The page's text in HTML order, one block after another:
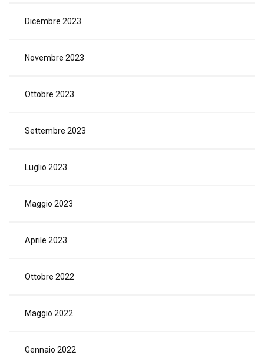
Dicembre 2023
Novembre 2023
Ottobre 2023
Settembre 2023
Luglio 2023
Maggio 2023
Aprile 2023
Ottobre 2022
Maggio 2022
Gennaio 2022